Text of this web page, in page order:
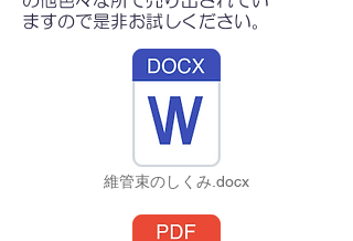
ますので是非お試しください。
維管束のしくみ.docx